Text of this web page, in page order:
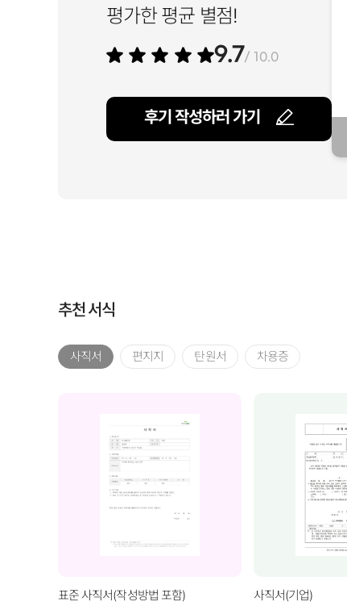
평가한 평균 별점!
9.7/ 10.0
후기 작성하러 가기
추천 서식
사직서 편지지 탄원서 차용증
표준 사직서(작성방법 포함) 사직서(기업)